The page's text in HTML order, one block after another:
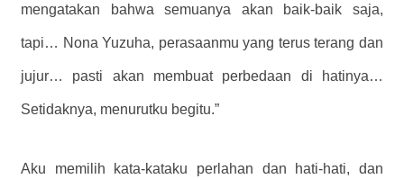
mengatakan bahwa semuanya akan baik-baik saja,
tapi… Nona Yuzuha, perasaanmu yang terus terang dan
jujur… pasti akan membuat perbedaan di hatinya…
Setidaknya, menurutku begitu.”
Aku memilih kata-kataku perlahan dan hati-hati, dan